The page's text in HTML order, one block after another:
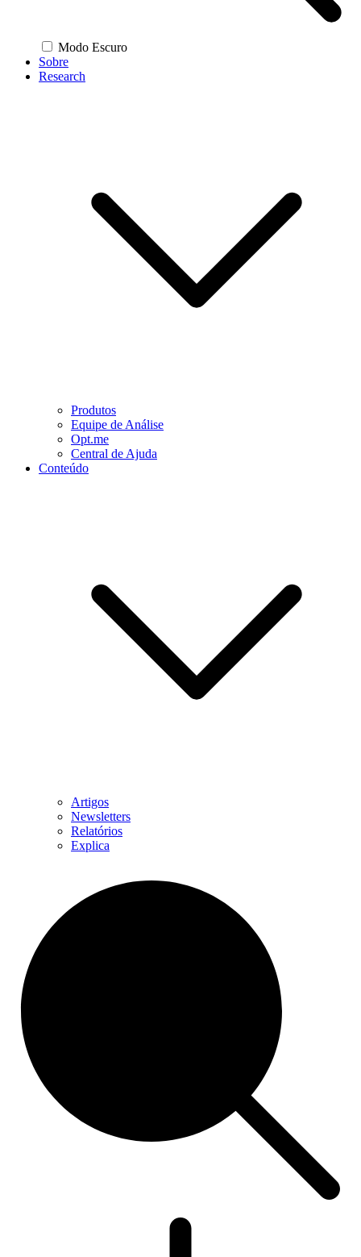
Modo Escuro
Sobre
Research
Produtos
Equipe de Análise
Opt.me
Central de Ajuda
Conteúdo
Artigos
Newsletters
Relatórios
Explica